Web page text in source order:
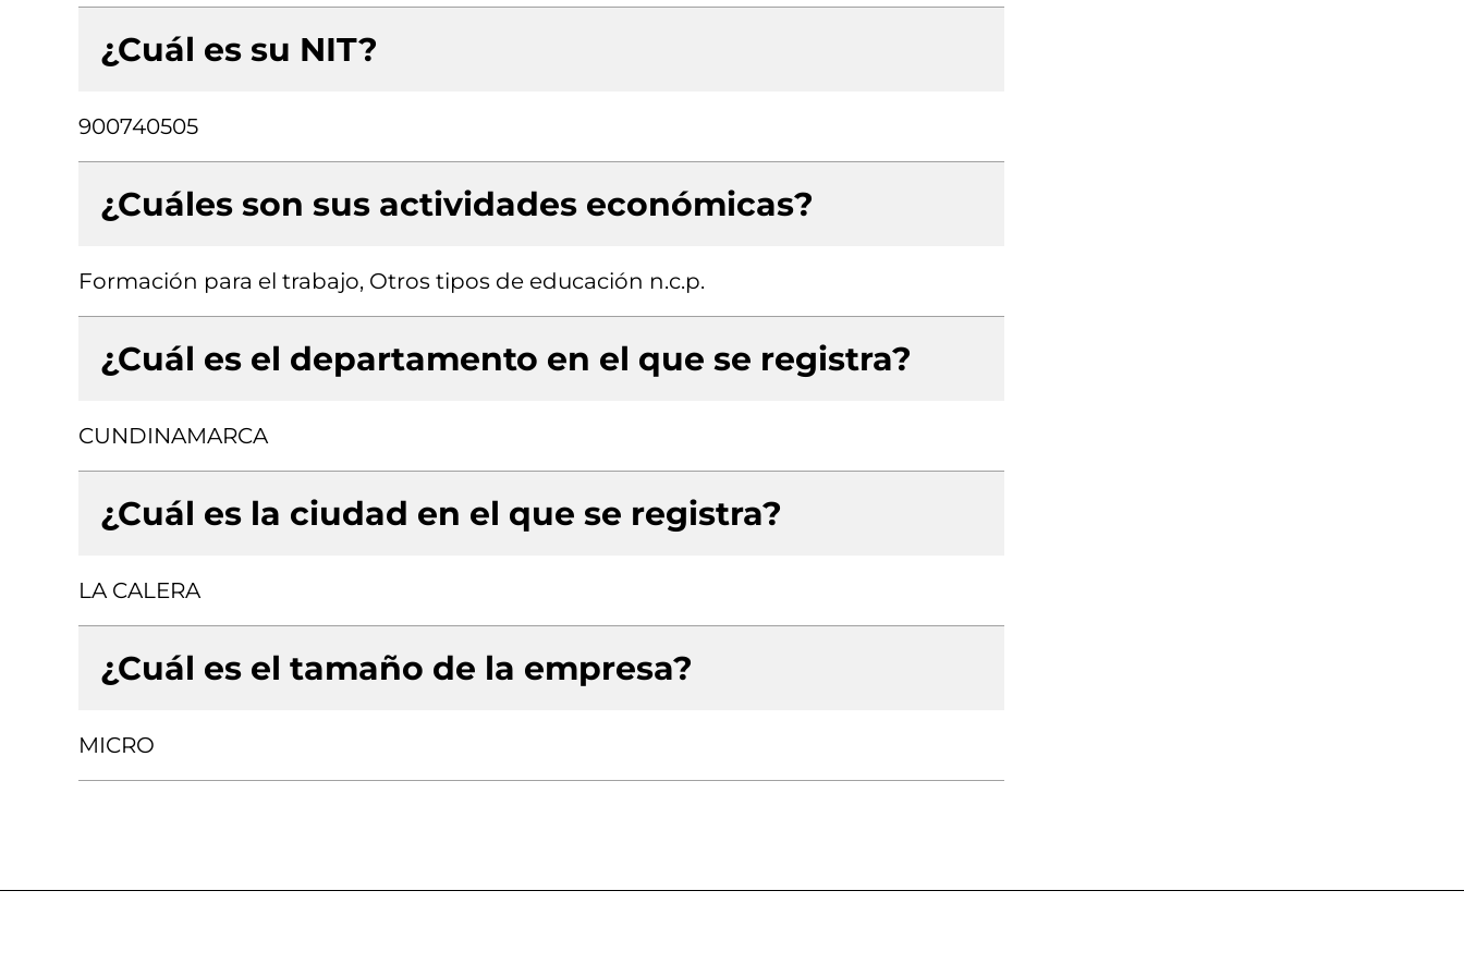
¿Cuál es su NIT?
900740505
¿Cuáles son sus actividades económicas?
Formación para el trabajo, Otros tipos de educación n.c.p.
¿Cuál es el departamento en el que se registra?
CUNDINAMARCA
¿Cuál es la ciudad en el que se registra?
LA CALERA
¿Cuál es el tamaño de la empresa?
MICRO